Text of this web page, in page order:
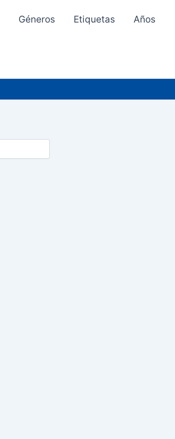
Géneros Etiquetas Años